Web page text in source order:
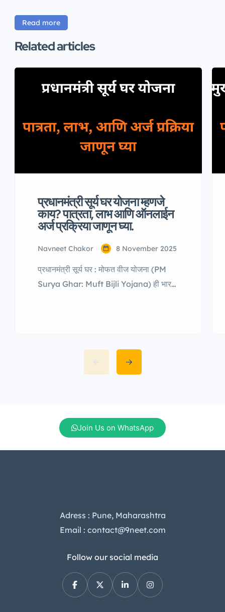
Read more
Related articles
प्रधानमंत्री सूर्य घर योजना म्हणजे
काय? पात्रता, लाभ आणि ऑनलाईन
अर्ज प्रक्रिया जाणून घ्या.
Navneet Chakor 8 November 2025
प्रधानमंत्री सूर्य घर : मोफत वीज योजना (PM
Surya Ghar: Muft Bijli Yojana) ही भारत
या अंतर्गत नागरिकांना त्यांच्या घराच्या छतावर
सोलर पॅनल बसवण्यासाठी सरकारकडून आर्थिक
Join Us on WhatsApp
Adress : Pune, Maharashtra
Email : contact@9neet.com
Follow our social media